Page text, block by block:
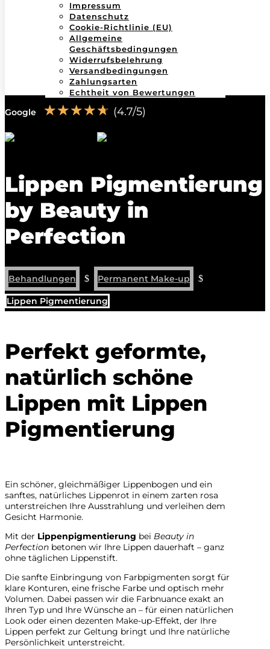
Impressum
Datenschutz
Cookie-Richtlinie (EU)
Allgemeine
Geschäftsbedingungen
Widerrufsbelehrung
Versandbedingungen
Zahlungsarten
Echtheit von Bewertungen
Google ☆☆☆☆☆ (4.7/5)
Lippen Pigmentierung
by Beauty in
Perfection
Behandlungen $ Permanent Make-up $
Lippen Pigmentierung
Perfekt geformte,
natürlich schöne
Lippen mit Lippen
Pigmentierung
Ein schöner, gleichmäßiger Lippenbogen und ein
sanftes, natürliches Lippenrot in einem zarten rosa
unterstreichen Ihre Ausstrahlung und verleihen dem
Gesicht Harmonie.
Mit der Lippenpigmentierung bei Beauty in
Perfection betonen wir Ihre Lippen dauerhaft – ganz
ohne täglichen Lippenstift.
Die sanfte Einbringung von Farbpigmenten sorgt für
klare Konturen, eine frische Farbe und optisch mehr
Volumen. Dabei passen wir die Farbnuance exakt an
Ihren Typ und Ihre Wünsche an – für einen natürlichen
Look oder einen dezenten Make-up-Effekt, der Ihre
Lippen perfekt zur Geltung bringt und Ihre natürliche
Persönlichkeit unterstreicht.